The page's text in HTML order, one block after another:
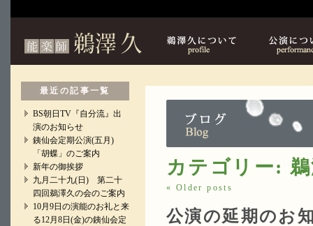
鵜澤久について
カテゴリー:
« Older posts
公演の延期のお
最近の記事一覧
BS朝日TV『自分流』出
演のお知らせ
銕仙会定期公演(五月)
「胡蝶」のご案内
新年の御挨拶
九月二十九(日) 第二十
四回鵜澤久の会のご案内
10月9日の演能のお礼と来
る12月8日(金)の銕仙会定